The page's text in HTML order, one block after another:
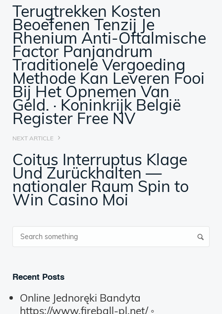
Terugtrekken Kosten
Beoefenen Tenzij Je
Rhenium Anti-Oftalmische
Factor Panjandrum
Traditionele Vergoeding
Methode Kan Leveren Fooi
Bij Het Opnemen Van
Geld. · Koninkrijk België
Register Free NV
NEXT ARTICLE
Coitus Interruptus Klage
Und Zurückhalten —
nationaler Raum Spin to
Win Casino Moi
Recent Posts
Online Jednoręki Bandyta
https://www.fireball-pl.net/ ◦